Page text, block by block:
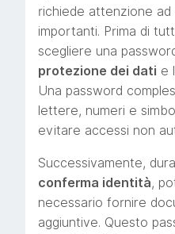
richiede attenzione ad
importanti. Prima di
scegliere una
protezione dei dati e
Una password
lettere, numeri e
evitare accessi non
Successivamente,
conferma identità,
necessario fornire
aggiuntive. Questo